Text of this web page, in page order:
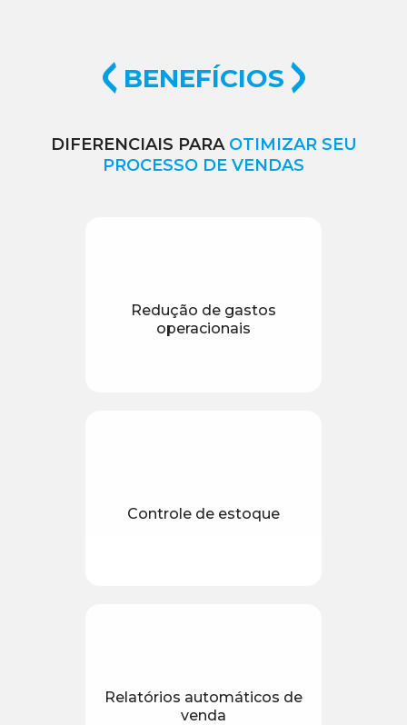
BENEFÍCIOS
DIFERENCIAIS PARA OTIMIZAR SEU
PROCESSO DE VENDAS
Redução de gastos
operacionais
Controle de estoque
Relatórios automáticos de
venda